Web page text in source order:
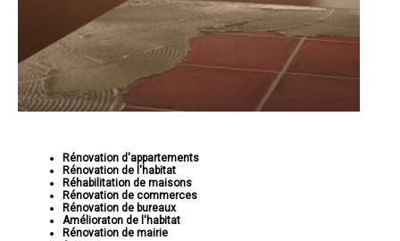
Rénovation d'appartements
Rénovation de l'habitat
Réhabilitation de maisons
Rénovation de commerces
Rénovation de bureaux
Amélioraton de l'habitat
Rénovation de mairie